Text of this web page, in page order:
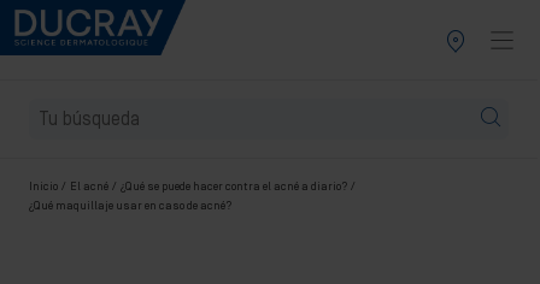
Inicio El acné
¿Qué se puede hacer contra el acné a diario?
¿Qué maquillaje usar en caso de acné?